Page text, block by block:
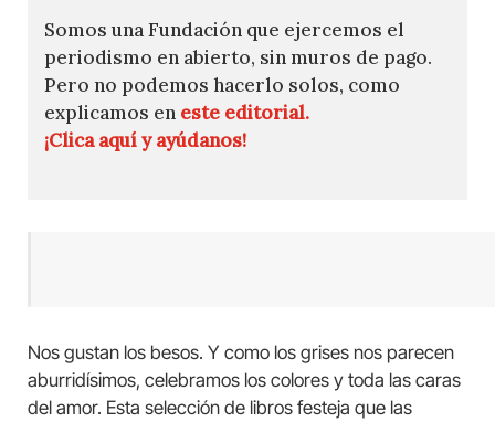
Somos una Fundación que ejercemos el
periodismo en abierto, sin muros de pago.
Pero no podemos hacerlo solos, como
explicamos en este editorial.
¡Clica aquí y ayúdanos!
Nos gustan los besos. Y como los grises nos parecen
aburridísimos, celebramos los colores y toda las caras
del amor. Esta selección de libros festeja que las